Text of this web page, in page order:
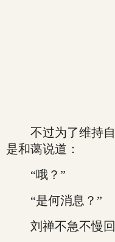
不过为了维持自
是和蔼说道：
“哦？”
“是何消息？”
刘禅不急不慢回